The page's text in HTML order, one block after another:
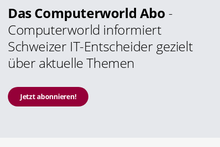
Das Computerworld Abo -
Computerworld informiert
Schweizer IT-Entscheider gezielt
über aktuelle Themen
Jetzt abonnieren!